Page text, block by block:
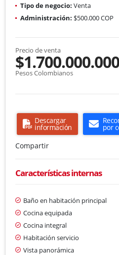
Tipo de negocio: Venta
Administración: $500.000 COP
Precio de venta
$1.700.000.000
Pesos Colombianos
Descargar
información
por
Compartir
Características internas
Baño en habitación principal
Cocina equipada
Cocina integral
Habitación servicio
Vista panorámica